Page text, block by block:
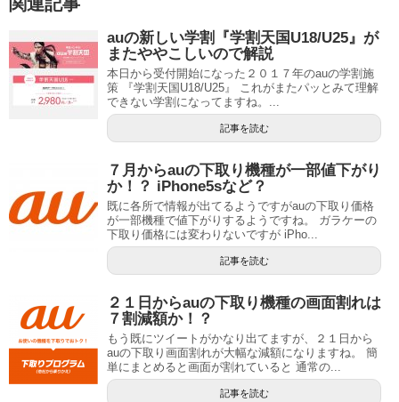
auの新しい学割『学割天国U18/U25』が
またややこしいので解説
本日から受付開始になった２０１７年のauの学割施
策 『学割天国U18/U25』 これがまたパッとみて理解
できない学割になってますね。...
記事を読む
７月からauの下取り機種が一部値下がり
か！？ iPhone5sなど？
既に各所で情報が出てるようですがauの下取り価格
が一部機種で値下がりするようですね。 ガラケーの
下取り価格には変わりないですが iPho...
記事を読む
２１日からauの下取り機種の画面割れは
７割減額か！？
もう既にツイートがかなり出てますが、２１日から
auの下取り画面割れが大幅な減額になりますね。 簡
単にまとめると画面が割れていると 通常の...
記事を読む